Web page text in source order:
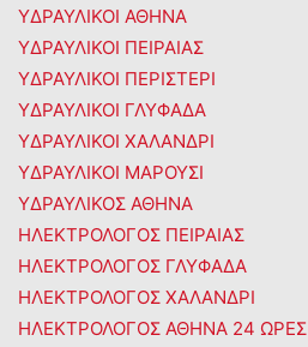
ΥΔΡΑΥΛΙΚΟΙ ΑΘΗΝΑ
ΥΔΡΑΥΛΙΚΟΙ ΠΕΙΡΑΙΑΣ
ΥΔΡΑΥΛΙΚΟΙ ΠΕΡΙΣΤΕΡΙ
ΥΔΡΑΥΛΙΚΟΙ ΓΛΥΦΑΔΑ
ΥΔΡΑΥΛΙΚΟΙ ΧΑΛΑΝΔΡΙ
ΥΔΡΑΥΛΙΚΟΙ ΜΑΡΟΥΣΙ
ΥΔΡΑΥΛΙΚΟΣ ΑΘΗΝΑ
ΗΛΕΚΤΡΟΛΟΓΟΣ ΠΕΙΡΑΙΑΣ
ΗΛΕΚΤΡΟΛΟΓΟΣ ΓΛΥΦΑΔΑ
ΗΛΕΚΤΡΟΛΟΓΟΣ ΧΑΛΑΝΔΡΙ
ΗΛΕΚΤΡΟΛΟΓΟΣ ΑΘΗΝΑ 24 ΩΡΕΣ